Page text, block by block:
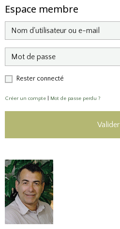
Espace membre
Rester connecté
Créer un compte Mot de passe perdu ?
Valider